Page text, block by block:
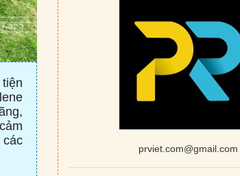
prviet.com@gmail.com